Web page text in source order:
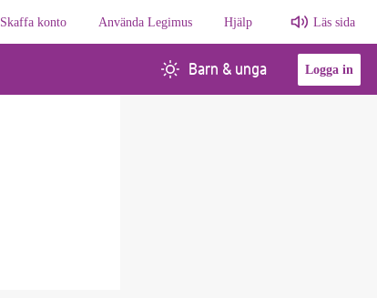
Skaffa konto Använda Legimus Hjälp Läs sida
Barn & unga Logga in